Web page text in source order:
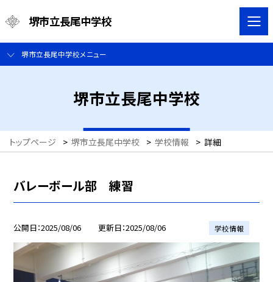
堺市立長尾中学校
堺市立長尾中学校メニュー
堺市立長尾中学校
トップページ > 堺市立長尾中学校 > 学校情報 > 詳細
バレーボール部 練習
公開日 2025/08/06 更新日 2025/08/06 学校情報